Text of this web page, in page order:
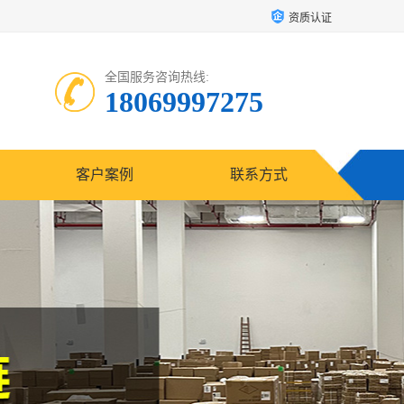
资质认证
全国服务咨询热线:
18069997275
客户案例 联系方式